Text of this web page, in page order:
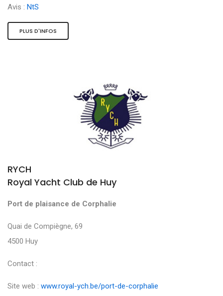
Avis : NtS
PLUS D'INFOS
RYCH
Royal Yacht Club de Huy
Port de plaisance de Corphalie
Quai de Compiègne, 69
4500 Huy
Contact :
Site web : www.royal-ych.be/port-de-corphalie